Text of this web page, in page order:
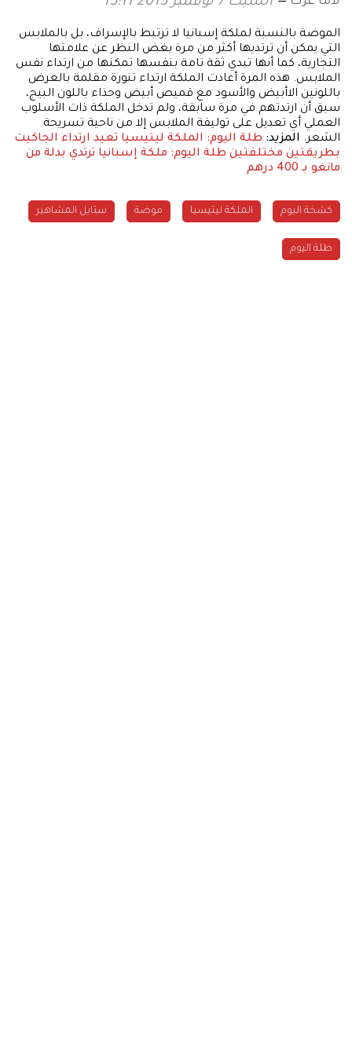
الموضة بالنسبة لملكة إسبانيا لا ترتبط بالإسراف، بل بالملابس
التي يمكن أن ترتديها أكثر من مرة بغض النظر عن علامتها
التجارية، كما أنها تبدي ثقة تامة بنفسها تمكنها من ارتداء نفس
الملابس. هذه المرة أعادت الملكة ارتداء تنورة مقلمة بالعرض
باللونين الاأبيض والأسود مع قميص أبيض وحذاء باللون البيج،
سبق أن ارتدتهم في مرة سابقة، ولم تدخل الملكة ذات الأسلوب
العملي أي تعديل على توليفة الملابس إلا من ناحية تسريحة
الشعر. المزيد: طلة اليوم: الملكة ليتيسيا تعيد ارتداء الجاكيت
بطريقتين مختلفتين طلة اليوم: ملكة إسبانيا ترتدي بدلة من
مانغو بـ 400 درهم
كشخة اليوم الملكة ليتيسيا موضة ستايل المشاهير
طلة اليوم